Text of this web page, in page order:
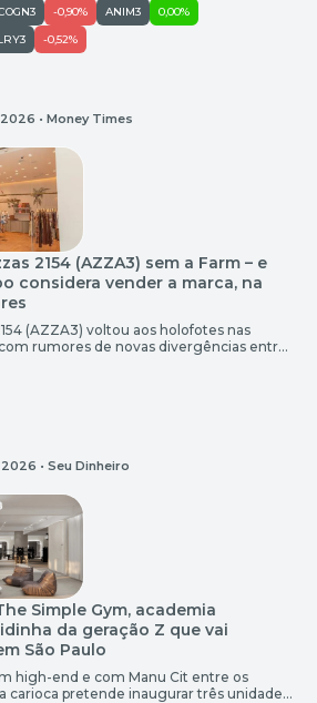
-0,90% ANIM3
0,00%
-0,52%
• Money Times
2154 (AZZA3) sem a Farm – e
considera vender a marca, na
(AZZA3) voltou aos holofotes nas
rumores de novas divergências entre
Rio. A empresa, criada em 2024 com a
de Birman, e Grupo Soma, de Jatahy,
• Seu Dinheiro
Simple Gym, academia
da geração Z que vai
São Paulo
high-end e com Manu Cit entre os
carioca pretende inaugurar três unidades